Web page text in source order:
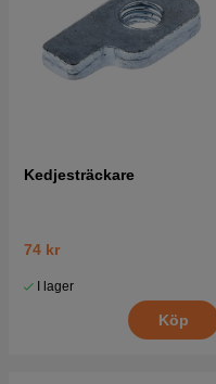
Kedjesträckare
74 kr
I lager
Köp